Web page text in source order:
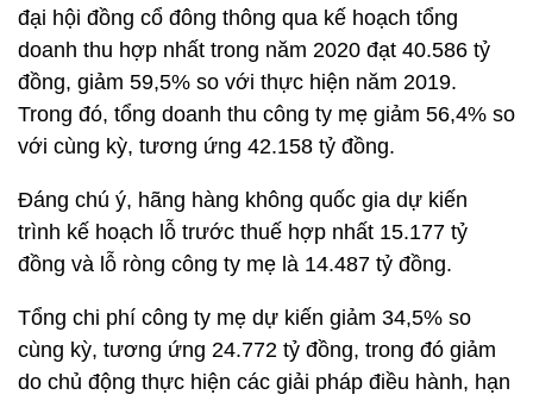
đại hội đồng cổ đông thông qua kế hoạch tổng
doanh thu hợp nhất trong năm 2020 đạt 40.586 tỷ
đồng, giảm 59,5% so với thực hiện năm 2019.
Trong đó, tổng doanh thu công ty mẹ giảm 56,4% so
với cùng kỳ, tương ứng 42.158 tỷ đồng.
Đáng chú ý, hãng hàng không quốc gia dự kiến
trình kế hoạch lỗ trước thuế hợp nhất 15.177 tỷ
đồng và lỗ ròng công ty mẹ là 14.487 tỷ đồng.
Tổng chi phí công ty mẹ dự kiến giảm 34,5% so
cùng kỳ, tương ứng 24.772 tỷ đồng, trong đó giảm
do chủ động thực hiện các giải pháp điều hành, hạn